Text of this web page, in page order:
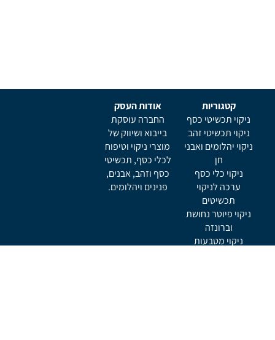
קטגוריות
ניקוי תכשיטי כסף
ניקוי תכשיטי זהב
ניקוי יהלומים ואבני
חן
ניקוי כלי כסף
ערכה לניקוי
תכשיטים
ניקוי פיוטר נחושת
וברונזה
ניקוי מטבעות
אודות העסק
החברה עוסקת
בייבוא ושיווק של
מוצרי ניקוי וטיפוח
לכלי כסף, תכשיטי
כסף וזהב, אבנים,
פנינים ויהלומים.